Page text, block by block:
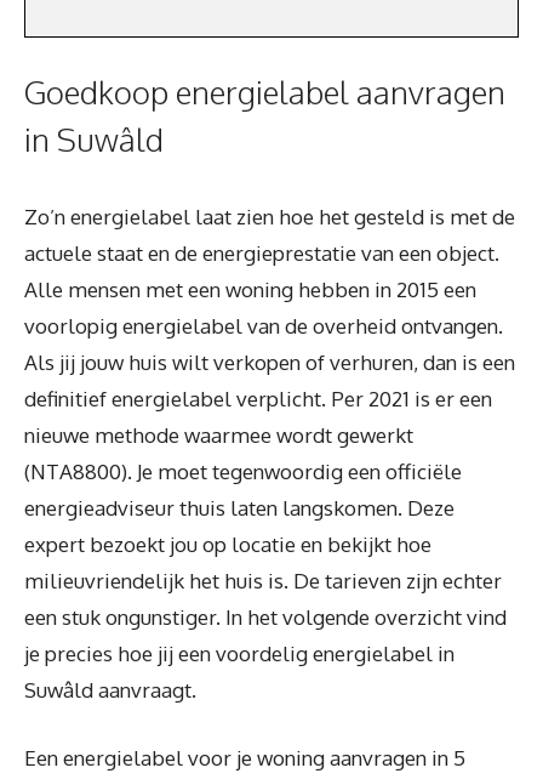
Goedkoop energielabel aanvragen
in Suwâld
Zo’n energielabel laat zien hoe het gesteld is met de
actuele staat en de energieprestatie van een object.
Alle mensen met een woning hebben in 2015 een
voorlopig energielabel van de overheid ontvangen.
Als jij jouw huis wilt verkopen of verhuren, dan is een
definitief energielabel verplicht. Per 2021 is er een
nieuwe methode waarmee wordt gewerkt
(NTA8800). Je moet tegenwoordig een officiële
energieadviseur thuis laten langskomen. Deze
expert bezoekt jou op locatie en bekijkt hoe
milieuvriendelijk het huis is. De tarieven zijn echter
een stuk ongunstiger. In het volgende overzicht vind
je precies hoe jij een voordelig energielabel in
Suwâld aanvraagt.
Een energielabel voor je woning aanvragen in 5